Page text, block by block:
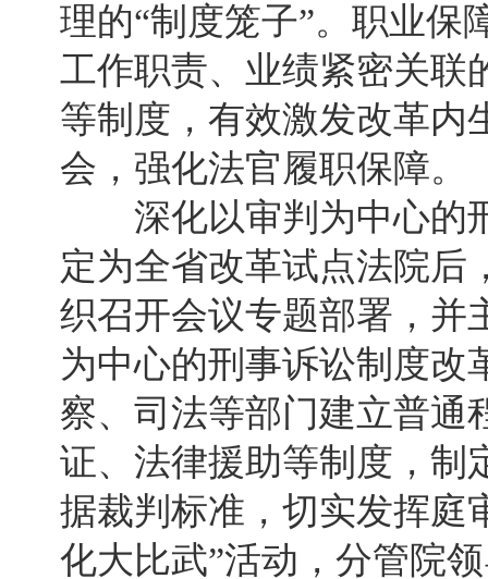
理的“制度笼子”。职业保
工作职责、业绩紧密关联
等制度，有效激发改革内
会，强化法官履职保障。
深化以审判为中心的
定为全省改革试点法院后
织召开会议专题部署，并
为中心的刑事诉讼制度改
察、司法等部门建立普通
证、法律援助等制度，制
据裁判标准，切实发挥庭
化大比武”活动，分管院